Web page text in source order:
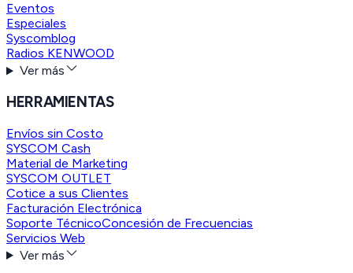
Eventos
Especiales
Syscomblog
Radios KENWOOD
Ver más
HERRAMIENTAS
Envíos sin Costo
SYSCOM Cash
Material de Marketing
SYSCOM OUTLET
Cotice a sus Clientes
Facturación Electrónica
Soporte TécnicoConcesión de Frecuencias
Servicios Web
Ver más